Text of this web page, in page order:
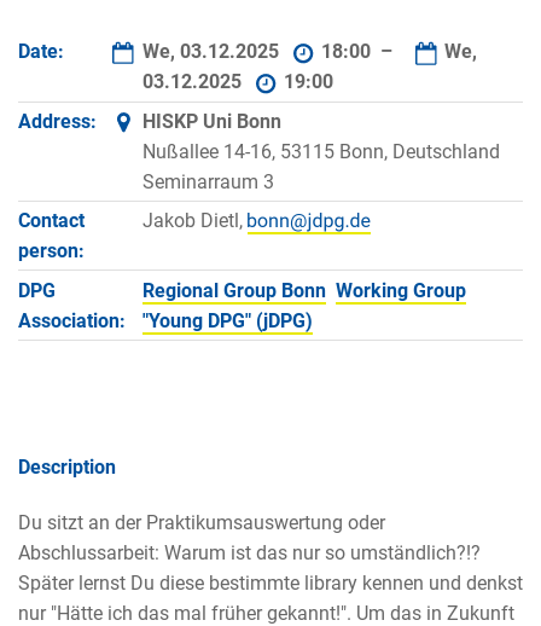
Date: We, 03.12.2025 18:00 –
We,
03.12.2025
19:00
Address:
HISKP Uni Bonn
Nußallee 14-16, 53115 Bonn, Deutschland
Seminarraum 3
Contact
person:
Jakob Dietl,
DPG
Association:
Regional Group Bonn Working Group
"Young DPG" (jDPG)
Description
Du sitzt an der Praktikumsauswertung oder
Abschlussarbeit: Warum ist das nur so umständlich?!?
Später lernst Du diese bestimmte library kennen und denkst
nur "Hätte ich das mal früher gekannt!". Um das in Zukunft